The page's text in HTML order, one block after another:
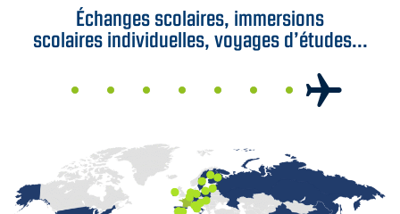
Échanges scolaires, immersions
scolaires individuelles, voyages d’études...